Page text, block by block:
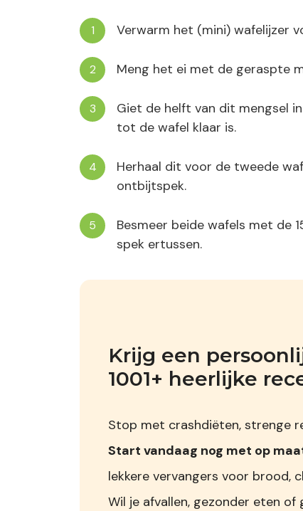
Verwarm het (mini) wafelijzer
Meng het ei met de geraspte
Giet de helft van dit mengsel
tot de wafel klaar is.
Herhaal dit voor de tweede
ontbijtspek.
Besmeer beide wafels met de
spek ertussen.
Krijg een
1001+ heerlijke
Stop met crashdiëten, strenge
Start vandaag nog met op
lekkere vervangers voor brood,
Wil je afvallen, gezonder eten